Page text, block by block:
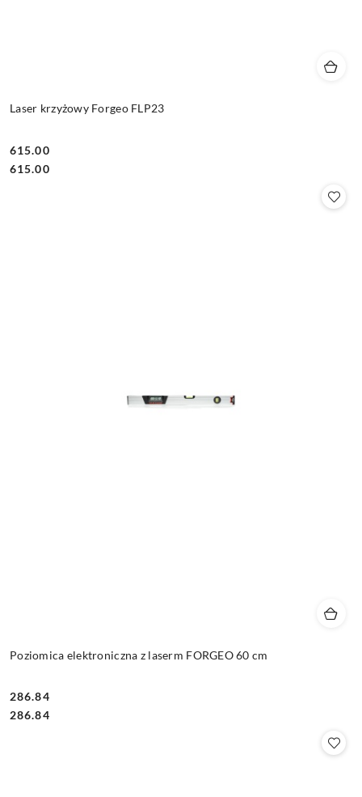
Laser krzyżowy Forgeo FLP23
Cena:
615.00
Cena:
615.00
Poziomica elektroniczna z laserm FORGEO 60 cm
Cena:
286.84
Cena:
286.84